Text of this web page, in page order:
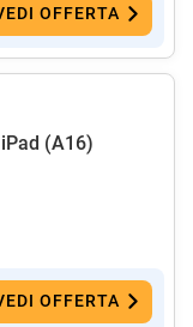
OFFERTA
(A16)
OFFERTA